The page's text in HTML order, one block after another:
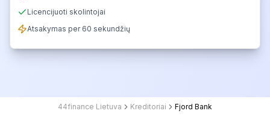
Licencijuoti skolintojai
Atsakymas per 60 sekundžių
44finance Lietuva Kreditoriai Fjord Bank